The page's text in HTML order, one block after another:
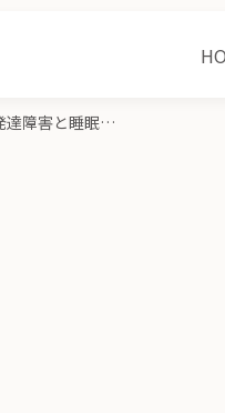
【開催レポート】勉強会「発達障害と睡眠障害について」 ＠nursing station Az